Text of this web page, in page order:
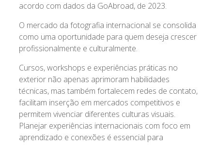
acordo com dados da GoAbroad, de 2023.
O mercado da fotografia internacional se consolida
como uma oportunidade para quem deseja crescer
profissionalmente e culturalmente.
Cursos, workshops e experiências práticas no
exterior não apenas aprimoram habilidades
técnicas, mas também fortalecem redes de contato,
facilitam inserção em mercados competitivos e
permitem vivenciar diferentes culturas visuais.
Planejar experiências internacionais com foco em
aprendizado e conexões é essencial para